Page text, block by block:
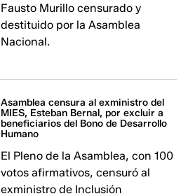
Fausto Murillo censurado y
destituido por la Asamblea
Nacional.
Asamblea censura al exministro del
MIES, Esteban Bernal, por excluir a
beneficiarios del Bono de Desarrollo
Humano
El Pleno de la Asamblea, con 100
votos afirmativos, censuró al
exministro de Inclusión